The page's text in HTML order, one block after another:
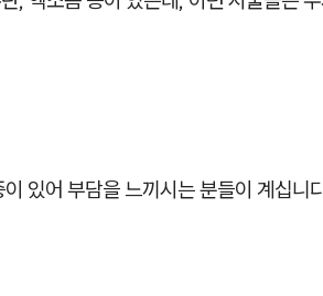
있어 부담을 느끼시는 분들이 계십니